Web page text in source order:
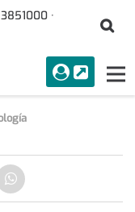
·
menuAcceso
Buscar
Compartir
en